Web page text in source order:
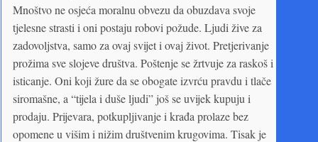
Mnoštvo ne osjeća moralnu obvezu da obuzdava svoje
tjelesne strasti i oni postaju robovi požude. Ljudi žive za
zadovoljstva, samo za ovaj svijet i ovaj život. Pretjerivanje
prožima sve slojeve društva. Poštenje se žrtvuje za raskoš i
isticanje. Oni koji žure da se obogate izvrću pravdu i tlače
siromašne, a “tijela i duše ljudi” još se uvijek kupuju i
prodaju. Prijevara, potkupljivanje i krađa prolaze bez
opomene u višim i nižim društvenim krugovima. Tisak je